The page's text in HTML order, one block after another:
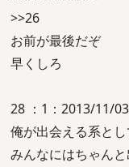
>>26
お前が最後だぞ
早くしろ
28 ：1：2013/11/
俺が出会える系とし
みんなにはちゃんと